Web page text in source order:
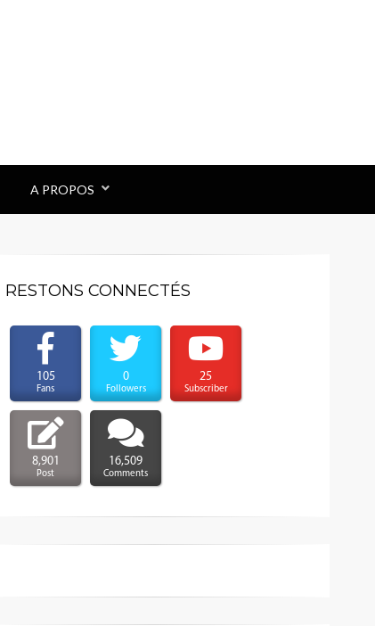
A PROPOS
RESTONS CONNECTÉS
105
Fans
0
Followers
25
Subscriber
8,901
Post
16,509
Comments